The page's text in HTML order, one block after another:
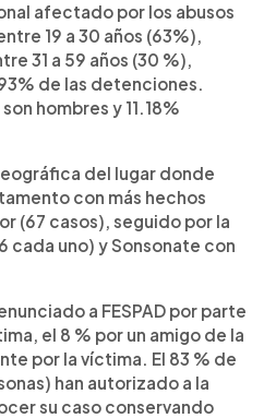
afectado por los abusos
19 a 30 años (63%),
31 a 59 años (30 %),
de las detenciones.
hombres y 11.18%
del lugar donde
con más hechos
(67 casos), seguido por la
cada uno) y Sonsonate con
a FESPAD por parte
el 8 % por un amigo de la
por la víctima. El 83 % de
han autorizado a la
su caso conservando